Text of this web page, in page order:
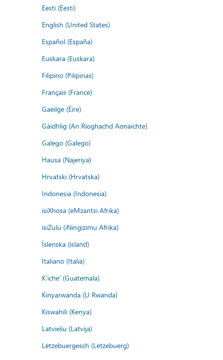
Eesti (Eesti)
English (United States)
Español (España)
Euskara (Euskara)
Filipino (Pilipinas)
Français (France)
Gaeilge (Éire)
Gàidhlig (An Rìoghachd Aonaichte)
Galego (Galego)
Hausa (Najeriya)
Hrvatski (Hrvatska)
Indonesia (Indonesia)
isiXhosa (eMzantsi Afrika)
isiZulu (iNingizimu Afrika)
Íslenska (ísland)
Italiano (Italia)
K'iche' (Guatemala)
Kinyarwanda (U Rwanda)
Kiswahili (Kenya)
Latviešu (Latvija)
Lëtzebuergesch (Lëtzebuerg)